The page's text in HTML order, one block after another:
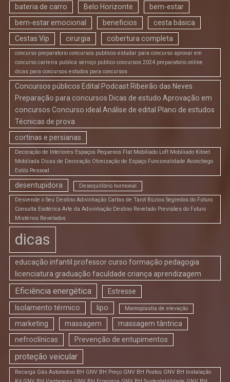
bateria de carro Belo Horizonte
bem-estar
bem-estar emocional
beneficios
cesta básica
Cestas Vip
cirurgia cobertura completa
concurso preparatorio concursos publicos estudar para concurso aprovar em
concurso carreira publica serviço publico concursos 2024 preparatorio online
dicas para concursos estudos para concursos
Concursos públicos Edital Podcast Ribeirão das Neves
Preparação para concursos Dicas de estudo Aprovação em
concursos Concurso ideal Análise de edital Plano de estudos
Técnicas de prova
cortinas e persianas
Decoração de Interiores Espaços Pequenos Flat Mobiliado Loft Mobiliado Kitnet
Mobiliada Dicas de Decoração Otimização de Espaço Funcionalidade Aconchego
Estilo Pessoal
desentupidora Desequilíbrio hormonal
Desvende o Seu Destino Adivinhação Cartas de Tarot Búzios Segredos do Futuro
Consulta Esotérica Arte da Adivinhação Destino Revelado Previsões do Futuro
Mistérios Revelados
dicas
educação infantil professor curso formação pedagogia
licenciatura graduação faculdade criança aprendizagem
Eficiência energética
Estresse
Isolamento térmico
lipo Mamoplastia de elevação
marketing massagem
massagem tântrica
nefroclínicas
Prevenção de entupimentos
proteção veicular
Recarga Gás Automotivo BH GNV BH Preço GNV BH Postos GNV BH Instalação